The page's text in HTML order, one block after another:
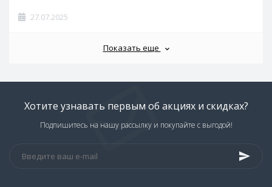
27.07.2025
Показать еще
Хотите узнавать первым об акциях и скидках?
Подпишитесь на нашу рассылку и покупайте с выгодой!